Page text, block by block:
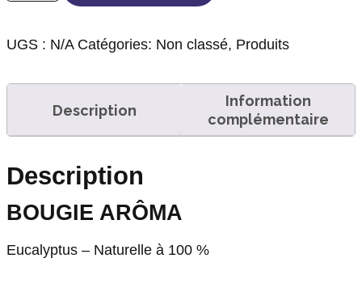
UGS : N/A Catégories: Non classé, Produits
Description
Information
complémentaire
Description
BOUGIE ARÔMA
Eucalyptus – Naturelle à 100 %